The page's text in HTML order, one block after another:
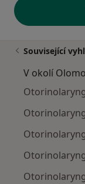
Související
V okolí